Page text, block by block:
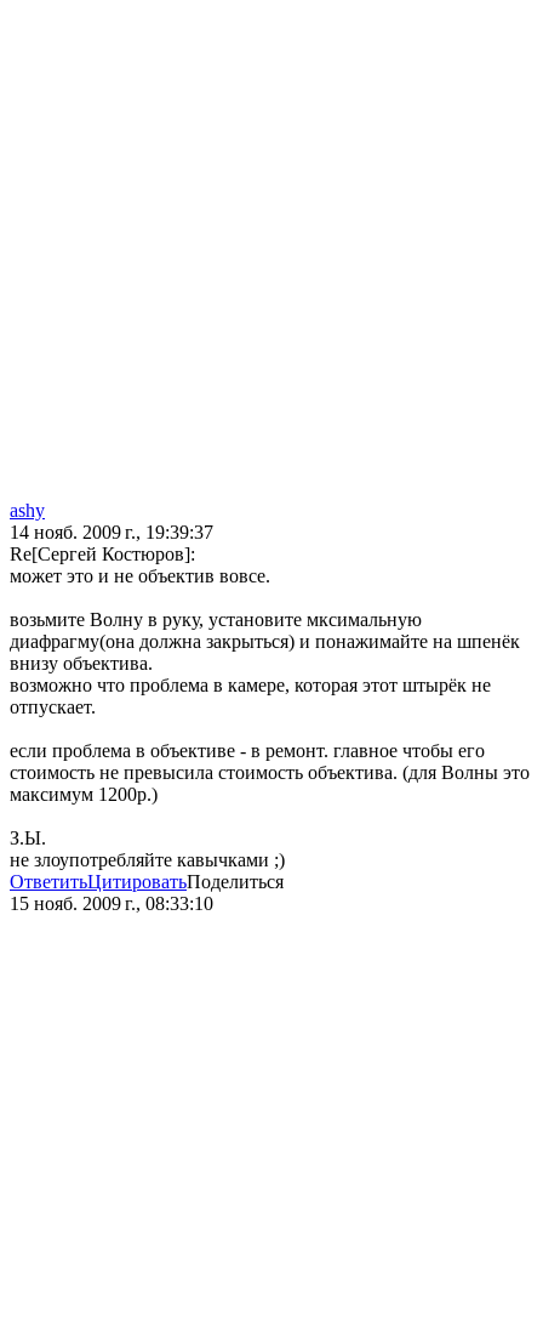
ashy
14 нояб. 2009 г., 19:39:37
Re[Сергей Костюров]:
может это и не объектив вовсе.
возьмите Волну в руку, установите мксимальную
диафрагму(она должна закрыться) и понажимайте на шпенёк
внизу объектива.
возможно что проблема в камере, которая этот штырёк не
отпускает.
если проблема в объективе - в ремонт. главное чтобы его
стоимость не превысила стоимость объектива. (для Волны это
максимум 1200р.)
З.Ы.
не злоупотребляйте кавычками ;)
ОтветитьЦитироватьПоделиться
15 нояб. 2009 г., 08:33:10